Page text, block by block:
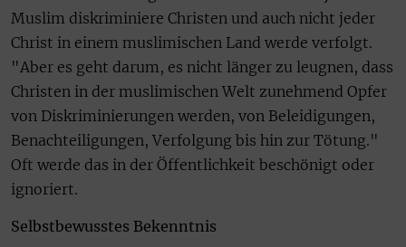
Muslim diskriminiere Christen und auch nicht jeder
Christ in einem muslimischen Land werde verfolgt.
"Aber es geht darum, es nicht länger zu leugnen, dass
Christen in der muslimischen Welt zunehmend Opfer
von Diskriminierungen werden, von Beleidigungen,
Benachteiligungen, Verfolgung bis hin zur Tötung."
Oft werde das in der Öffentlichkeit beschönigt oder
ignoriert.
Selbstbewusstes Bekenntnis